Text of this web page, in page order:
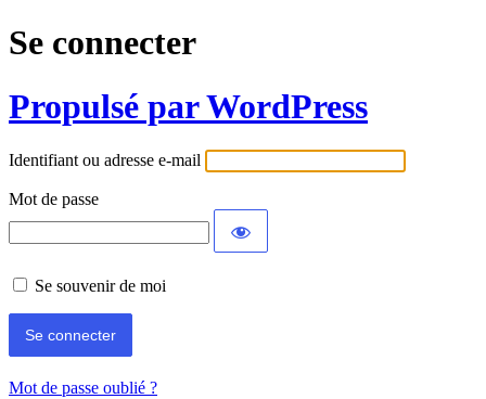
Se connecter
Propulsé par WordPress
Identifiant ou adresse e-mail
Mot de passe
Se souvenir de moi
Mot de passe oublié ?